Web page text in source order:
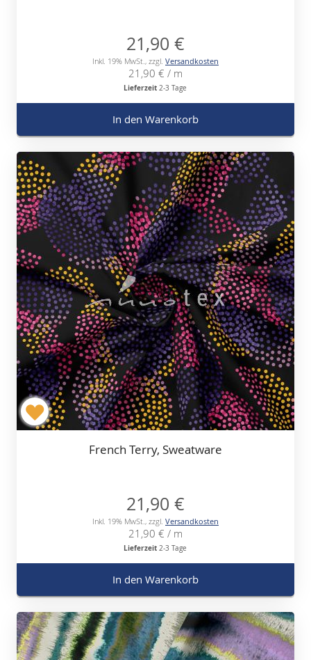
21,90 €
Inkl. 19% MwSt. , zzgl. Versandkosten
21,90 € / m
Lieferzeit 2-3 Tage
In den Warenkorb
French Terry, Sweatware
21,90 €
Inkl. 19% MwSt. , zzgl. Versandkosten
21,90 € / m
Lieferzeit 2-3 Tage
In den Warenkorb